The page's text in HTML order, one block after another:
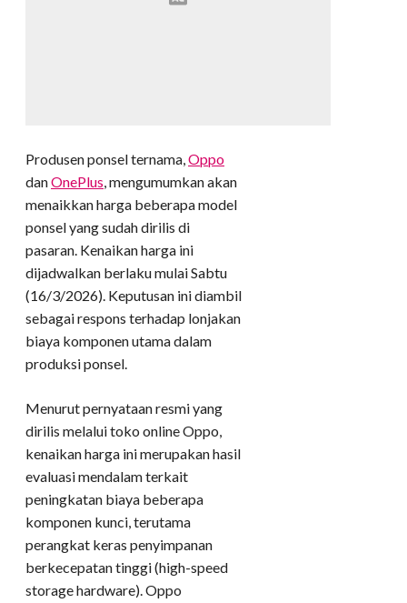
Produsen ponsel ternama,Oppo
danOnePlus, mengumumkan akan
menaikkan harga beberapa model
ponsel yang sudah dirilis di
pasaran. Kenaikan harga ini
dijadwalkan berlaku mulai Sabtu
(16/3/2026). Keputusan ini diambil
sebagai respons terhadap lonjakan
biaya komponen utama dalam
produksi ponsel.
Menurut pernyataan resmi yang
dirilis melalui toko online Oppo,
kenaikan harga ini merupakan hasil
evaluasi mendalam terkait
peningkatan biaya beberapa
komponen kunci, terutama
perangkat keras penyimpanan
berkecepatan tinggi (high-speed
storage hardware). Oppo